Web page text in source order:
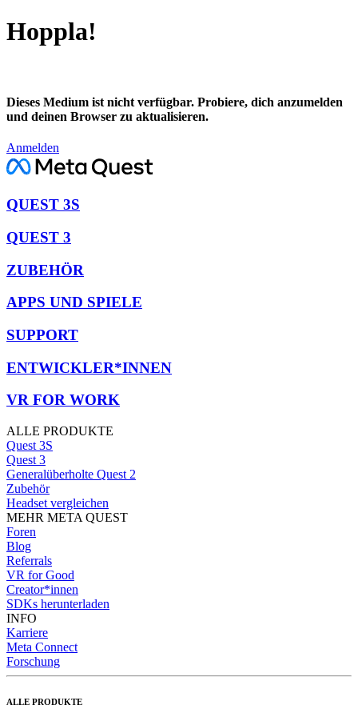
Hoppla!
Dieses Medium ist nicht verfügbar. Probiere, dich anzumelden
und deinen Browser zu aktualisieren.
Anmelden
QUEST 3S
QUEST 3
ZUBEHÖR
APPS UND SPIELE
SUPPORT
ENTWICKLER*INNEN
VR FOR WORK
ALLE PRODUKTE
Quest 3S
Quest 3
Generalüberholte Quest 2
Zubehör
Headset vergleichen
MEHR META QUEST
Foren
Blog
Referrals
VR for Good
Creator*innen
SDKs herunterladen
INFO
Karriere
Meta Connect
Forschung
ALLE PRODUKTE